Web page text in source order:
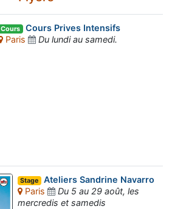
Cours Cours Prives Intensifs
Paris
Du lundi au samedi.
Stage Ateliers Sandrine Navarro
Paris
Du 5 au 29 août, les
mercredis et samedis